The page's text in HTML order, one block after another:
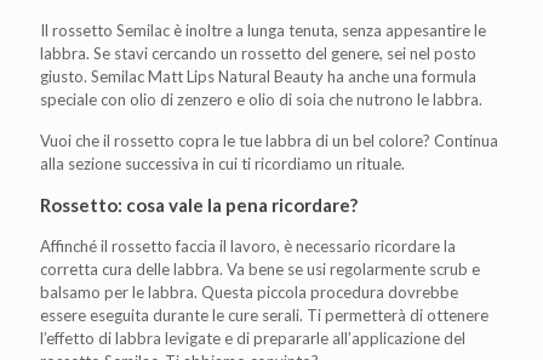
Il rossetto Semilac è inoltre a lunga tenuta, senza appesantire le
labbra. Se stavi cercando un rossetto del genere, sei nel posto
giusto. Semilac Matt Lips Natural Beauty ha anche una formula
speciale con olio di zenzero e olio di soia che nutrono le labbra.
Vuoi che il rossetto copra le tue labbra di un bel colore? Continua
alla sezione successiva in cui ti ricordiamo un rituale.
Rossetto: cosa vale la pena ricordare?
Affinché il rossetto faccia il lavoro, è necessario ricordare la
corretta cura delle labbra. Va bene se usi regolarmente scrub e
balsamo per le labbra. Questa piccola procedura dovrebbe
essere eseguita durante le cure serali. Ti permetterà di ottenere
l’effetto di labbra levigate e di prepararle all’applicazione del